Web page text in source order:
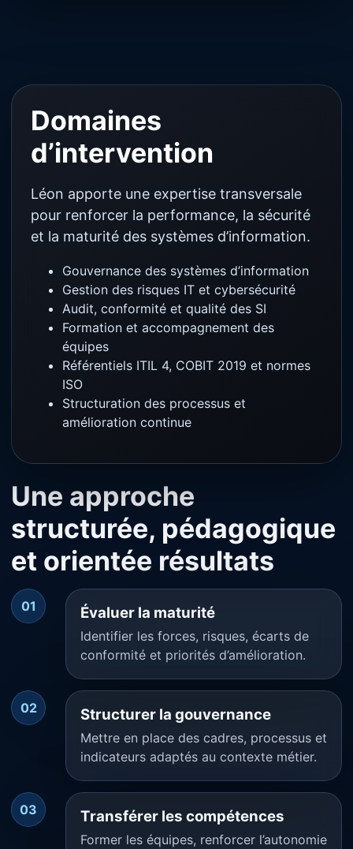
Domaines
d’intervention
Léon apporte une expertise transversale
pour renforcer la performance, la sécurité
et la maturité des systèmes d’information.
Gouvernance des systèmes d’information
Gestion des risques IT et cybersécurité
Audit, conformité et qualité des SI
Formation et accompagnement des
équipes
Référentiels ITIL 4, COBIT 2019 et normes
ISO
Structuration des processus et
amélioration continue
Une approche
structurée, pédagogique
et orientée résultats
01 Évaluer la maturité
Identifier les forces, risques, écarts de
conformité et priorités d’amélioration.
02 Structurer la gouvernance
Mettre en place des cadres, processus et
indicateurs adaptés au contexte métier.
03 Transférer les compétences
Former les équipes, renforcer l’autonomie